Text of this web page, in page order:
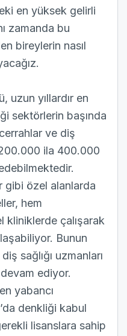
en yüksek gelirli
zamanda bu
bireylerin nasıl
uzun yıllardır en
sektörlerin başında
ve diş
ila 400.000
gibi özel alanlarda
hem
kliniklerde çalışarak
Bunun
sağlığı uzmanları
ediyor.
yabancı
denkliği kabul
lisanslara sahip